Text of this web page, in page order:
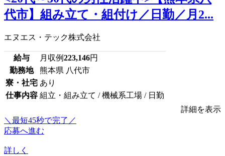
代市】組み立て・組付け／日勤／月2...
エヌエス・テック株式会社
給与 月収例223,146円
勤務地
熊本県 八代市
寮・社宅 あり
仕事内容 組立・組み立て / 機械系工場 / 日勤
詳細を表示
＼最短45秒で完了／
応募へ進む
詳しく